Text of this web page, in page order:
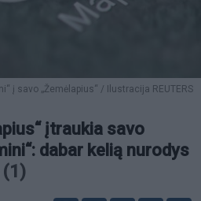
į savo „Žemėlapius“ / Ilustracija REUTERS
įtraukia savo
dabar kelią nurodys
(1)